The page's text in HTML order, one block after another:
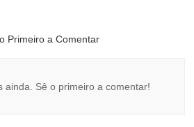
Primeiro a Comentar
ainda. Sê o primeiro a comentar!